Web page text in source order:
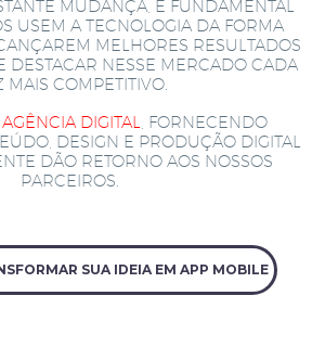
MUDANÇA, É FUNDAMENTAL
USEM A TECNOLOGIA DA FORMA
MELHORES RESULTADOS
DESTACAR NESSE MERCADO CADA
MAIS COMPETITIVO.
AGÊNCIA DIGITAL
, FORNECENDO
DESIGN E PRODUÇÃO DIGITAL
DÃO RETORNO AOS NOSSOS
PARCEIROS.
SUA IDEIA EM APP MOBILE